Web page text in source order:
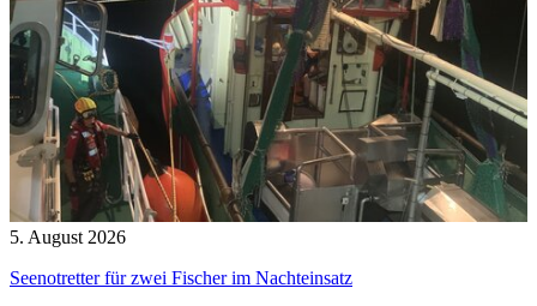
5. August 2026
Seenotretter für zwei Fischer im Nachteinsatz